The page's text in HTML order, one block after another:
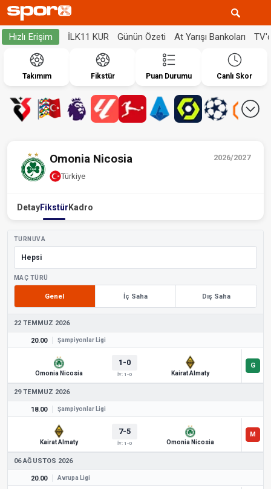
Hızlı Erişim İLK11 KUR Günün Özeti At Yarışı Bankoları
Takımım Fikstür Puan Durumu Canlı Skor
2026/2027
Omonia Nicosia
Türkiye
DetayFikstür Kadro
TURNUVA
MAÇ TÜRÜ
Genel İç Saha Dış Saha
22 TEMMUZ 2026
20.00 Şampiyonlar Ligi
Omonia Nicosia
1-0
İY: 1-0 Kairat Almaty
29 TEMMUZ 2026
18.00 Şampiyonlar Ligi
Kairat Almaty
7-5
İY: 1-0 Omonia Nicosia
06 AĞUSTOS 2026
20.00 Avrupa Ligi